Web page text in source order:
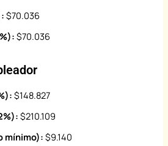
$70.036
$70.036
$148.827
$210.109
mínimo):$9.140